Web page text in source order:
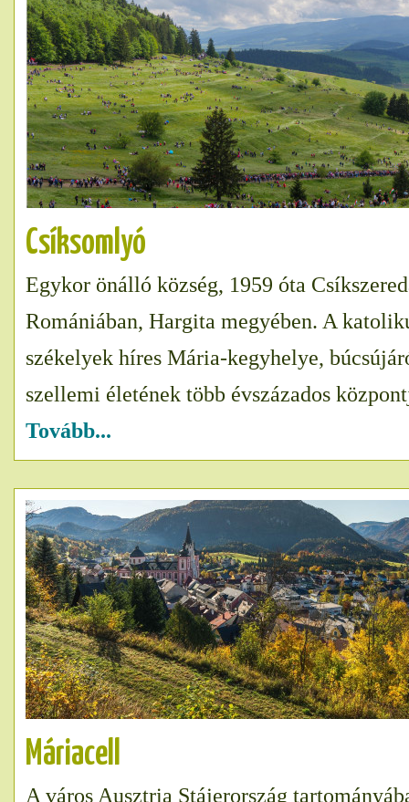
Csíksomlyó
Egykor önálló község, 1959 óta
Romániában, Hargita megyében. A
székelyek híres Mária-kegyhelye,
szellemi életének több évszázados
Tovább...
Máriacell
A város Ausztria Stájerország